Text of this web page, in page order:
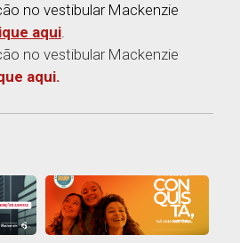
no vestibular Mackenzie
aqui.
no vestibular Mackenzie
aqui.
1